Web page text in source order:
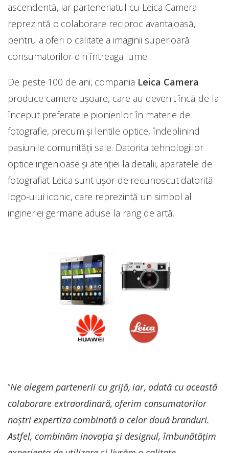
ascendentă, iar parteneriatul cu Leica Camera
reprezintă o colaborare reciproc avantajoasă,
pentru a oferi o calitate a imaginii superioară
consumatorilor din întreaga lume.
De peste 100 de ani, compania Leica Camera
produce camere ușoare, care au devenit încă de la
început preferatele pionierilor în materie de
fotografie, precum și lentile optice, îndeplinind
pasiunile comunității sale. Datorita tehnologiilor
optice ingenioase și atenției la detalii, aparatele de
fotografiat Leica sunt ușor de recunoscut datorită
logo-ului iconic, care reprezintă un simbol al
ingineriei germane aduse la rang de artă.
”Ne alegem partenerii cu grijă, iar, odată cu această
colaborare extraordinară, oferim consumatorilor
noștri expertiza combinată a celor două branduri.
Astfel, combinăm inovația și designul, îmbunătățim